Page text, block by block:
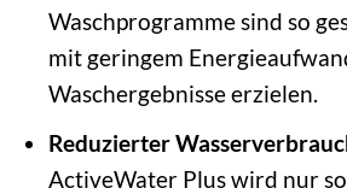
Waschprogramme sind so
mit geringem
Waschergebnisse erzielen.
Reduzierter
ActiveWater Plus wird nur